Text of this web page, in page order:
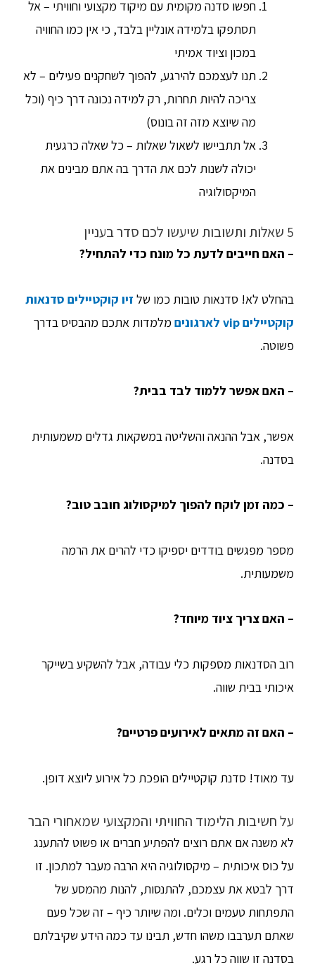
חפשו סדנה מקומית עם מיקוד מקצועי וחוויתי – אל
תסתפקו בלמידה אונליין בלבד, כי אין כמו החוויה
במכון וציוד אמיתי
תנו לעצמכם להירגע, להפוך לשחקנים פעילים – לא
צריכה להיות תחרות, רק למידה נכונה דרך כיף (וכל
מה שיוצא מזה זה בונוס)
אל תתביישו לשאול שאלות – כל שאלה כרגעית
יכולה לשנות לכם את הדרך בה אתם מבינים את
המיקסולוגיה
5 שאלות ותשובות שיעשו לכם סדר בעניין
– האם חייבים לדעת כל מונח כדי להתחיל?
בהחלט לא! סדנאות טובות כמו של זיו קוקטיילים סדנאות
קוקטיילים vip לארגונים
מלמדות אתכם מהבסיס בדרך
פשוטה.
– האם אפשר ללמוד לבד בבית?
אפשר, אבל ההנאה והשליטה במשקאות גדלים משמעותית
בסדנה.
– כמה זמן לוקח להפוך למיקסולוג חובב טוב?
מספר מפגשים בודדים יספיקו כדי להרים את הרמה
משמעותית.
– האם צריך ציוד מיוחד?
רוב הסדנאות מספקות כלי עבודה, אבל להשקיע בשייקר
איכותי בבית שווה.
– האם זה מתאים לאירועים פרטיים?
עד מאוד! סדנת קוקטיילים הופכת כל אירוע ליוצא דופן.
על חשיבות הלימוד החוויתי והמקצועי שמאחורי הבר
לא משנה אם אתם רוצים להפתיע חברים או פשוט להתענג
על כוס איכותית – מיקסולוגיה היא הרבה מעבר למתכון. זו
דרך לבטא את עצמכם, להתנסות, להנות מהמסע של
התפתחות טעמים וכלים. ומה שיותר כיף – זה שכל פעם
שאתם תערבבו משהו חדש, תבינו עד כמה הידע שקיבלתם
בסדנה זו שווה כל רגע.